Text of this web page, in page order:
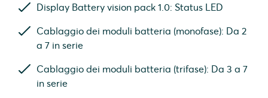
Display Battery vision pack 1.0: Status LED
Cablaggio dei moduli batteria (monofase): Da 2
a 7 in serie
Cablaggio dei moduli batteria (trifase): Da 3 a 7
in serie